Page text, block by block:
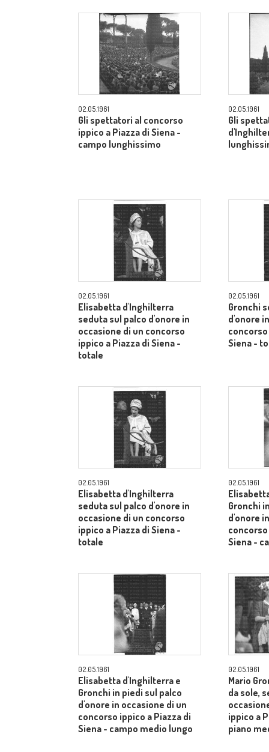
02.05.1961
Gli spettatori al concorso
ippico a Piazza di Siena -
campo lunghissimo
02.05.1961
Gli
02.05.1961
Elisabetta d'Inghilterra
seduta sul palco d'onore in
occasione di un concorso
ippico a Piazza di Siena -
totale
02.05.1961
Gronchi
d'onore
Siena -
02.05.1961
Elisabetta d'Inghilterra
seduta sul palco d'onore in
occasione di un concorso
ippico a Piazza di Siena -
totale
02.05.1961
Gronchi
d'onore
Siena -
02.05.1961
Elisabetta d'Inghilterra e
Gronchi in piedi sul palco
d'onore in occasione di un
concorso ippico a Piazza di
Siena - campo medio lungo
02.05.1961
Mario
da sole,
ippico a
piano